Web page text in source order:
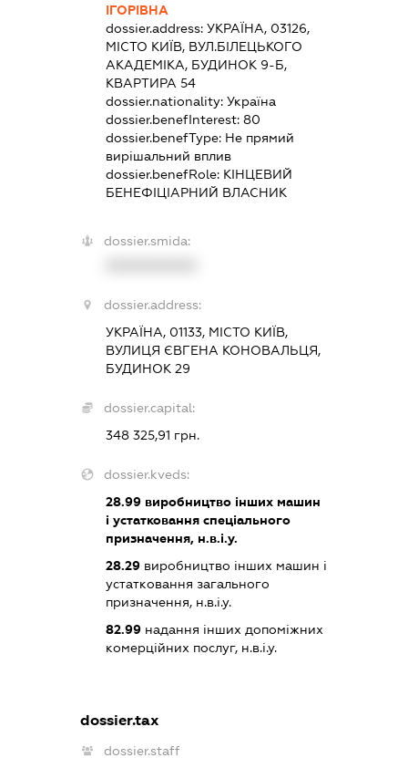
ІГОРІВНА
dossier.address:УКРАЇНА, 03126,
МІСТО КИЇВ, ВУЛ.БІЛЕЦЬКОГО
АКАДЕМІКА, БУДИНОК 9-Б,
КВАРТИРА 54
dossier.nationality:Україна
dossier.benefInterest:80
dossier.benefType: Не прямий
вирішальний вплив
dossier.benefRole: КІНЦЕВИЙ
БЕНЕФІЦІАРНИЙ ВЛАСНИК
dossier.smida:
dossier.address:
УКРАЇНА, 01133, МІСТО КИЇВ,
ВУЛИЦЯ ЄВГЕНА КОНОВАЛЬЦЯ,
БУДИНОК 29
dossier.capital:
348 325,91 грн.
dossier.kveds:
28.99 виробництво інших машин
і устатковання спеціального
призначення, н.в.і.у.
28.29 виробництво інших машин і
устатковання загального
призначення, н.в.і.у.
82.99 надання інших допоміжних
комерційних послуг, н.в.і.у.
dossier.tax
dossier.staff